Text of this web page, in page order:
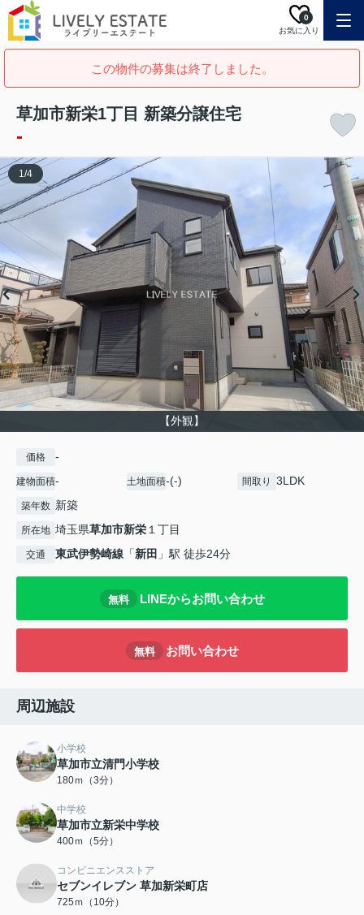
お気に入り
0
この物件の募集は終了しました。
草加市新栄1丁目 新築分譲住宅
-
【外観】
1/4
価格 -
建物面積- 土地面積-(-) 間取り 3LDK
築年数 新築
所在地 埼玉県草加市新栄１丁目
交通 東武伊勢崎線 「新田 」駅 徒歩24分
無料 LINEからお問い合わせ
無料 お問い合わせ
周辺施設
小学校
草加市立清門小学校
180ｍ（3分）
中学校
草加市立新栄中学校
400ｍ（5分）
コンビニエンスストア
セブンイレブン 草加新栄町店
725ｍ（10分）